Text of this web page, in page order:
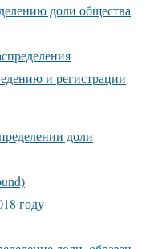
доли общества
и регистрации
доли
году